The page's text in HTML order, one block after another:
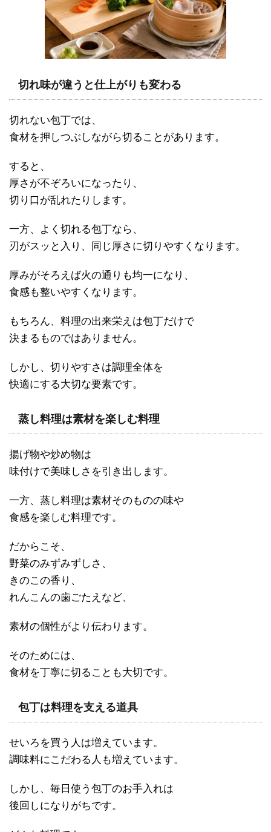
切れ味が違うと仕上がりも変わる
切れない包丁では、
食材を押しつぶしながら切ることがあります。
すると、
厚さが不ぞろいになったり、
切り口が乱れたりします。
一方、よく切れる包丁なら、
刃がスッと入り、同じ厚さに切りやすくなります。
厚みがそろえば火の通りも均一になり、
食感も整いやすくなります。
もちろん、料理の出来栄えは包丁だけで
決まるものではありません。
しかし、切りやすさは調理全体を
快適にする大切な要素です。
蒸し料理は素材を楽しむ料理
揚げ物や炒め物は
味付けで美味しさを引き出します。
一方、蒸し料理は素材そのものの味や
食感を楽しむ料理です。
だからこそ、
野菜のみずみずしさ、
きのこの香り、
れんこんの歯ごたえなど、
素材の個性がより伝わります。
そのためには、
食材を丁寧に切ることも大切です。
包丁は料理を支える道具
せいろを買う人は増えています。
調味料にこだわる人も増えています。
しかし、毎日使う包丁のお手入れは
後回しになりがちです。